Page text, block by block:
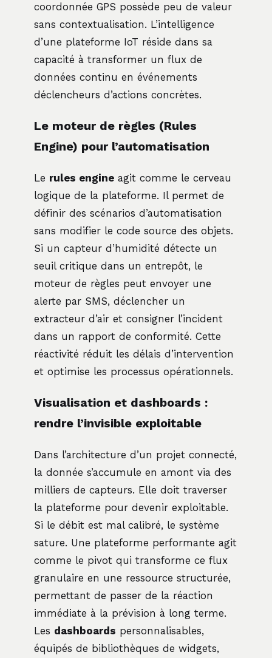
coordonnée GPS possède peu de valeur
sans contextualisation. L’intelligence
d’une plateforme IoT réside dans sa
capacité à transformer un flux de
données continu en événements
déclencheurs d’actions concrètes.
Le moteur de règles (Rules
Engine) pour l’automatisation
Le rules engine agit comme le cerveau
logique de la plateforme. Il permet de
définir des scénarios d’automatisation
sans modifier le code source des objets.
Si un capteur d’humidité détecte un
seuil critique dans un entrepôt, le
moteur de règles peut envoyer une
alerte par SMS, déclencher un
extracteur d’air et consigner l’incident
dans un rapport de conformité. Cette
réactivité réduit les délais d’intervention
et optimise les processus opérationnels.
Visualisation et dashboards :
rendre l’invisible exploitable
Dans l’architecture d’un projet connecté,
la donnée s’accumule en amont via des
milliers de capteurs. Elle doit traverser
la plateforme pour devenir exploitable.
Si le débit est mal calibré, le système
sature. Une plateforme performante agit
comme le pivot qui transforme ce flux
granulaire en une ressource structurée,
permettant de passer de la réaction
immédiate à la prévision à long terme.
Les dashboards personnalisables,
équipés de bibliothèques de widgets,